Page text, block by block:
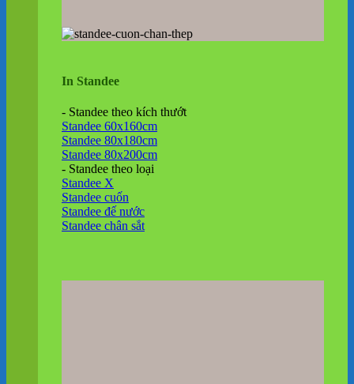
In Standee
- Standee theo kích thướt
Standee 60x160cm
Standee 80x180cm
Standee 80x200cm
- Standee theo loại
Standee X
Standee cuốn
Standee đế nước
Standee chân sắt